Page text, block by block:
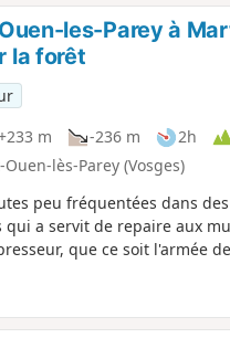
les-Parey à
la forêt
m -236 m 2h
lès-Parey (Vosges)
peu fréquentées dans
qui a servit de repaire aux
que ce soit l'armée